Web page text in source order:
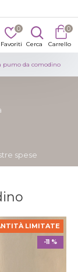
0 0
pumo da comodino
spese
LIMITATE
-11 %